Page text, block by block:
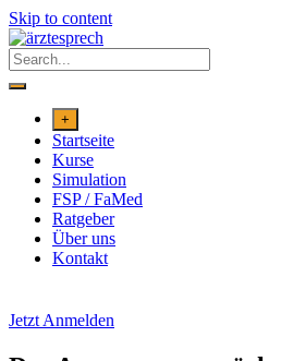
Skip to content
+
Startseite
Kurse
Simulation
FSP / FaMed
Ratgeber
Über uns
Kontakt
Jetzt Anmelden